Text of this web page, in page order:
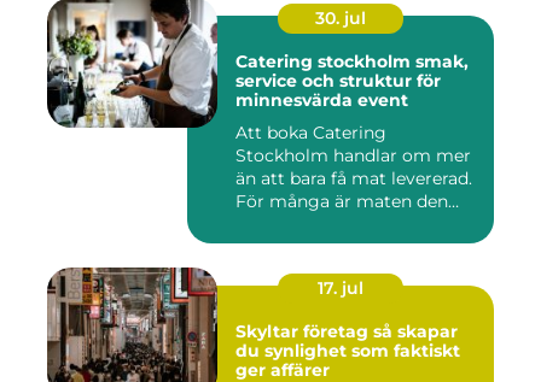
30. jul
Catering stockholm smak,
service och struktur för
minnesvärda event
Att boka Catering
Stockholm handlar om mer
än att bara få mat levererad.
För många är maten den
17. jul
Skyltar företag så skapar
du synlighet som faktiskt
ger affärer